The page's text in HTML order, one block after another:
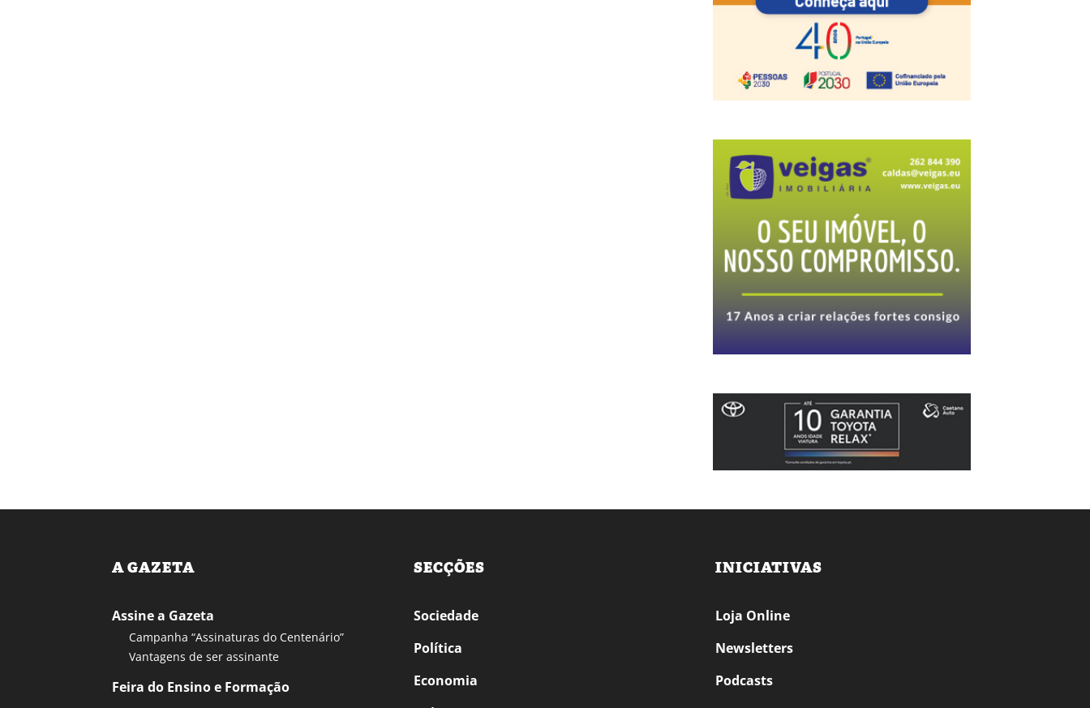
A GAZETA
Assine a Gazeta
Campanha “Assinaturas do Centenário”
Vantagens de ser assinante
Feira do Ensino e Formação
SECÇÕES
Sociedade
Política
Economia
INICIATIVAS
Loja Online
Newsletters
Podcasts